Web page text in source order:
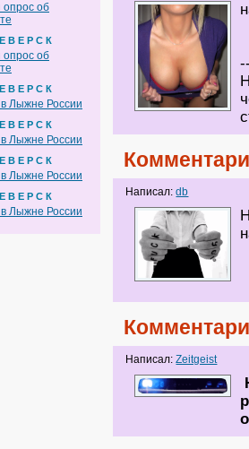
опрос об
В Е Р С К
опрос об
В Е Р С К
Лыжне России
В Е Р С К
Лыжне России
В Е Р С К
Лыжне России
В Е Р С К
Лыжне России
Написал:db
Написал:Zeitgeist